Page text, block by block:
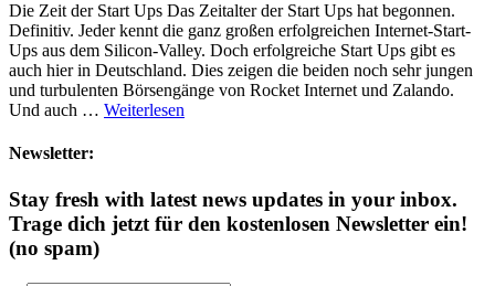
Die Zeit der Start Ups Das Zeitalter der Start Ups hat begonnen.
Definitiv. Jeder kennt die ganz großen erfolgreichen Internet-Start-
Ups aus dem Silicon-Valley. Doch erfolgreiche Start Ups gibt es
auch hier in Deutschland. Dies zeigen die beiden noch sehr jungen
und turbulenten Börsengänge von Rocket Internet und Zalando.
Und auch … Weiterlesen
Newsletter:
Stay fresh with latest news updates in your inbox.
Trage dich jetzt für den kostenlosen Newsletter ein!
(no spam)